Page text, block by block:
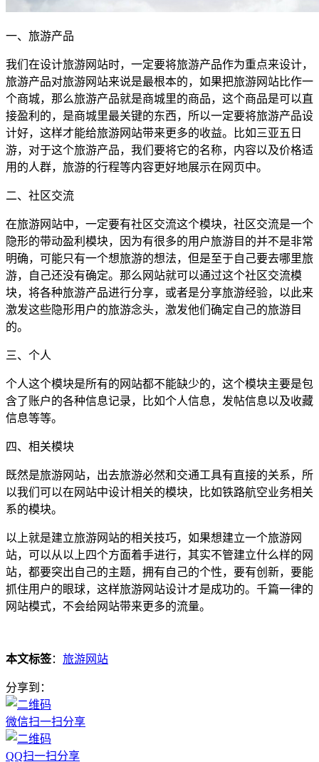
一、旅游产品
我们在设计旅游网站时，一定要将旅游产品作为重点来设计，
旅游产品对旅游网站来说是最根本的，如果把旅游网站比作一
个商城，那么旅游产品就是商城里的商品，这个商品是可以直
接盈利的，是商城里最关键的东西，所以一定要将旅游产品设
计好，这样才能给旅游网站带来更多的收益。比如三亚五日
游，对于这个旅游产品，我们要将它的名称，内容以及价格适
用的人群，旅游的行程等内容更好地展示在网页中。
二、社区交流
在旅游网站中，一定要有社区交流这个模块，社区交流是一个
隐形的带动盈利模块，因为有很多的用户旅游目的并不是非常
明确，可能只有一个想旅游的想法，但是至于自己要去哪里旅
游，自己还没有确定。那么网站就可以通过这个社区交流模
块，将各种旅游产品进行分享，或者是分享旅游经验，以此来
激发这些隐形用户的旅游念头，激发他们确定自己的旅游目
的。
三、个人
个人这个模块是所有的网站都不能缺少的，这个模块主要是包
含了账户的各种信息记录，比如个人信息，发帖信息以及收藏
信息等等。
四、相关模块
既然是旅游网站，出去旅游必然和交通工具有直接的关系，所
以我们可以在网站中设计相关的模块，比如铁路航空业务相关
系的模块。
以上就是建立旅游网站的相关技巧，如果想建立一个旅游网
站，可以从以上四个方面着手进行，其实不管建立什么样的网
站，都要突出自己的主题，拥有自己的个性，要有创新，要能
抓住用户的眼球，这样旅游网站设计才是成功的。千篇一律的
网站模式，不会给网站带来更多的流量。
本文标签： 旅游网站
分享到：
微信扫一扫分享
QQ扫一扫分享